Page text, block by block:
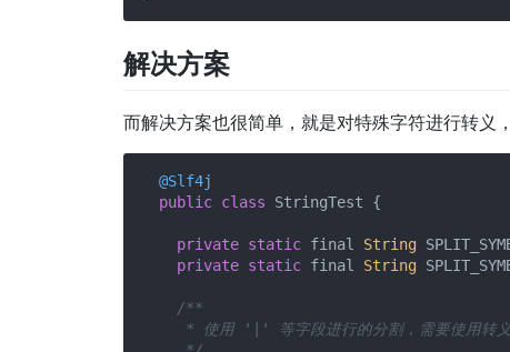
解决方案
而解决方案也很简单，就是对特殊字符进行转义
@Slf4j
public class StringTest {
private static final String
private static final String
/**
* 使用 '|' 等字段进行的分割，需要使用转